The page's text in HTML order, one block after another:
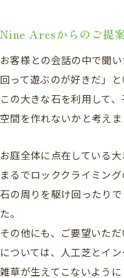
Nine Arcsからのご提
お客様との会話の中で聞
回って遊ぶのが好きだ」と
この大きな石を利用して
空間を作れないかと考えま
お庭全体に点在している大
まるでロッククライミング
石の周りを駆け回ったり
た。
その他にも、ご要望いた
については、人工芝とイン
雑草が生えてこないように